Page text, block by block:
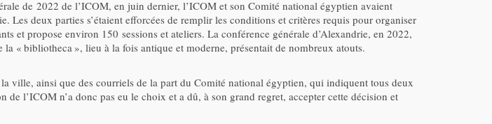
de 2022 de l’ICOM, en juin dernier, l’ICOM et son Comité national égyptien avaient
Les deux parties s’étaient efforcées de remplir les conditions et critères requis pour organiser
et propose environ 150 sessions et ateliers. La conférence générale d’Alexandrie, en 2022,
« bibliotheca », lieu à la fois antique et moderne, présentait de nombreux atouts.
ville, ainsi que des courriels de la part du Comité national égyptien, qui indiquent tous deux
l’ICOM n’a donc pas eu le choix et a dû, à son grand regret, accepter cette décision et